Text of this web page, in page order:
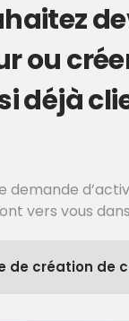
ou
déjà
demande
vers vous
de création de